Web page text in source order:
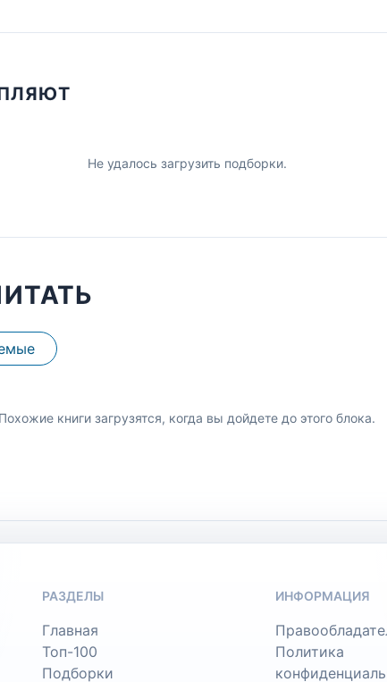
Не удалось загрузить подборки.
Похожие книги загрузятся, когда вы дойдете до этого блока.
РАЗДЕЛЫ
Главная
Топ-100
Подборки
ИНФОРМАЦИЯ
Политика